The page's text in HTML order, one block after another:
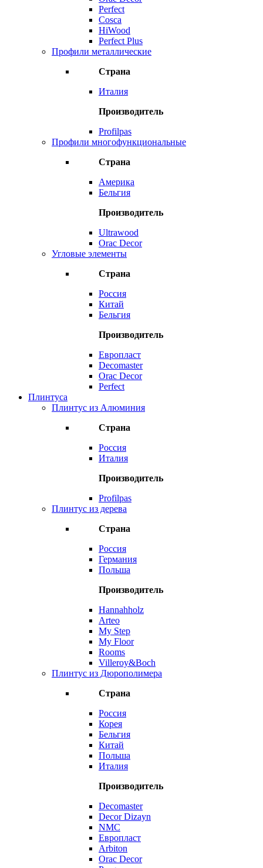
Perfect
Cosca
HiWood
Perfect Plus
Профили металлические
Страна
Италия
Производитель
Profilpas
Профили многофункциональные
Страна
Америка
Бельгия
Производитель
Ultrawood
Orac Decor
Угловые элементы
Страна
Россия
Китай
Бельгия
Производитель
Европласт
Decomaster
Orac Decor
Perfect
Плинтуса
Плинтус из Алюминия
Страна
Россия
Италия
Производитель
Profilpas
Плинтус из дерева
Страна
Россия
Германия
Польша
Производитель
Hannahholz
Arteo
My Step
My Floor
Rooms
Villeroy&Boch
Плинтус из Дюрополимера
Страна
Россия
Корея
Бельгия
Китай
Польша
Италия
Производитель
Decomaster
Decor Dizayn
NMC
Европласт
Arbiton
Orac Decor